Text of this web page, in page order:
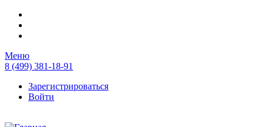
Перейти к основному содержанию
Меню
8 (499) 381-18-91
Зарегистрироваться
Войти